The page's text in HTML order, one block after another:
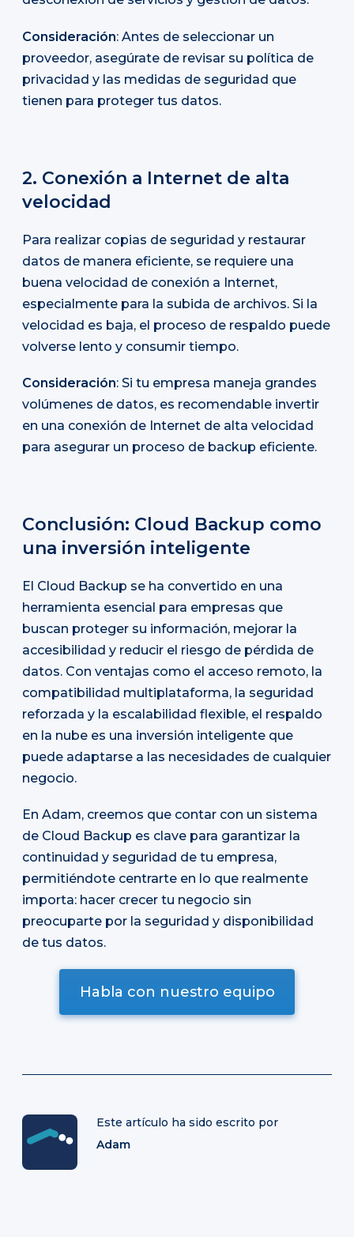
Consideración: Antes de seleccionar un
proveedor, asegúrate de revisar su política de
privacidad y las medidas de seguridad que
tienen para proteger tus datos.
2. Conexión a Internet de alta
velocidad
Para realizar copias de seguridad y restaurar
datos de manera eficiente, se requiere una
buena velocidad de conexión a Internet,
especialmente para la subida de archivos. Si la
velocidad es baja, el proceso de respaldo puede
volverse lento y consumir tiempo.
Consideración: Si tu empresa maneja grandes
volúmenes de datos, es recomendable invertir
en una conexión de Internet de alta velocidad
para asegurar un proceso de backup eficiente.
Conclusión: Cloud Backup como
una inversión inteligente
El Cloud Backup se ha convertido en una
herramienta esencial para empresas que
buscan proteger su información, mejorar la
accesibilidad y reducir el riesgo de pérdida de
datos. Con ventajas como el acceso remoto, la
compatibilidad multiplataforma, la seguridad
reforzada y la escalabilidad flexible, el respaldo
en la nube es una inversión inteligente que
puede adaptarse a las necesidades de cualquier
negocio.
En Adam, creemos que contar con un sistema
de Cloud Backup es clave para garantizar la
continuidad y seguridad de tu empresa,
permitiéndote centrarte en lo que realmente
importa: hacer crecer tu negocio sin
preocuparte por la seguridad y disponibilidad
de tus datos.
Habla con nuestro equipo
Este artículo ha sido escrito por
Adam